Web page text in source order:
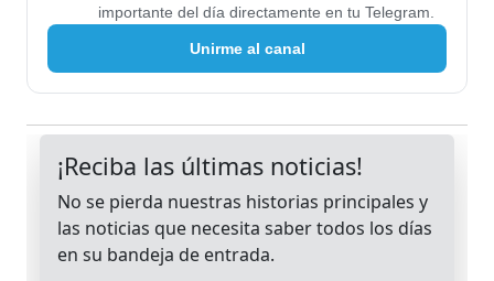
importante del día directamente en tu Telegram.
Unirme al canal